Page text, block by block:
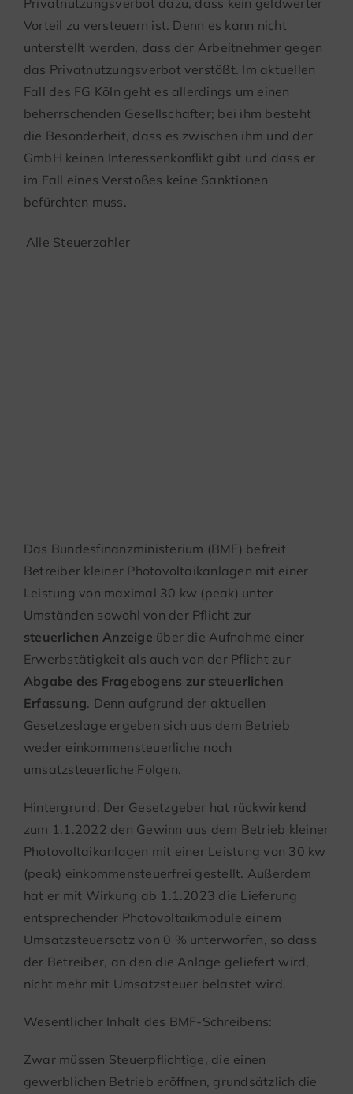
Privatnutzungsverbot dazu, dass kein geldwerter
Vorteil zu versteuern ist. Denn es kann nicht
unterstellt werden, dass der Arbeitnehmer gegen
das Privatnutzungsverbot verstößt. Im aktuellen
Fall des FG Köln geht es allerdings um einen
beherrschenden Gesellschafter; bei ihm besteht
die Besonderheit, dass es zwischen ihm und der
GmbH keinen Interessenkonflikt gibt und dass er
im Fall eines Verstoßes keine Sanktionen
befürchten muss.
Alle Steuerzahler
Das Bundesfinanzministerium (BMF) befreit
Betreiber kleiner Photovoltaikanlagen mit einer
Leistung von maximal 30 kw (peak) unter
Umständen sowohl von der Pflicht zur
steuerlichen Anzeige über die Aufnahme einer
Erwerbstätigkeit als auch von der Pflicht zur
Abgabe des Fragebogens zur steuerlichen
Erfassung. Denn aufgrund der aktuellen
Gesetzeslage ergeben sich aus dem Betrieb
weder einkommensteuerliche noch
umsatzsteuerliche Folgen.
Hintergrund: Der Gesetzgeber hat rückwirkend
zum 1.1.2022 den Gewinn aus dem Betrieb kleiner
Photovoltaikanlagen mit einer Leistung von 30 kw
(peak) einkommensteuerfrei gestellt. Außerdem
hat er mit Wirkung ab 1.1.2023 die Lieferung
entsprechender Photovoltaikmodule einem
Umsatzsteuersatz von 0 % unterworfen, so dass
der Betreiber, an den die Anlage geliefert wird,
nicht mehr mit Umsatzsteuer belastet wird.
Wesentlicher Inhalt des BMF-Schreibens:
Zwar müssen Steuerpflichtige, die einen
gewerblichen Betrieb eröffnen, grundsätzlich die